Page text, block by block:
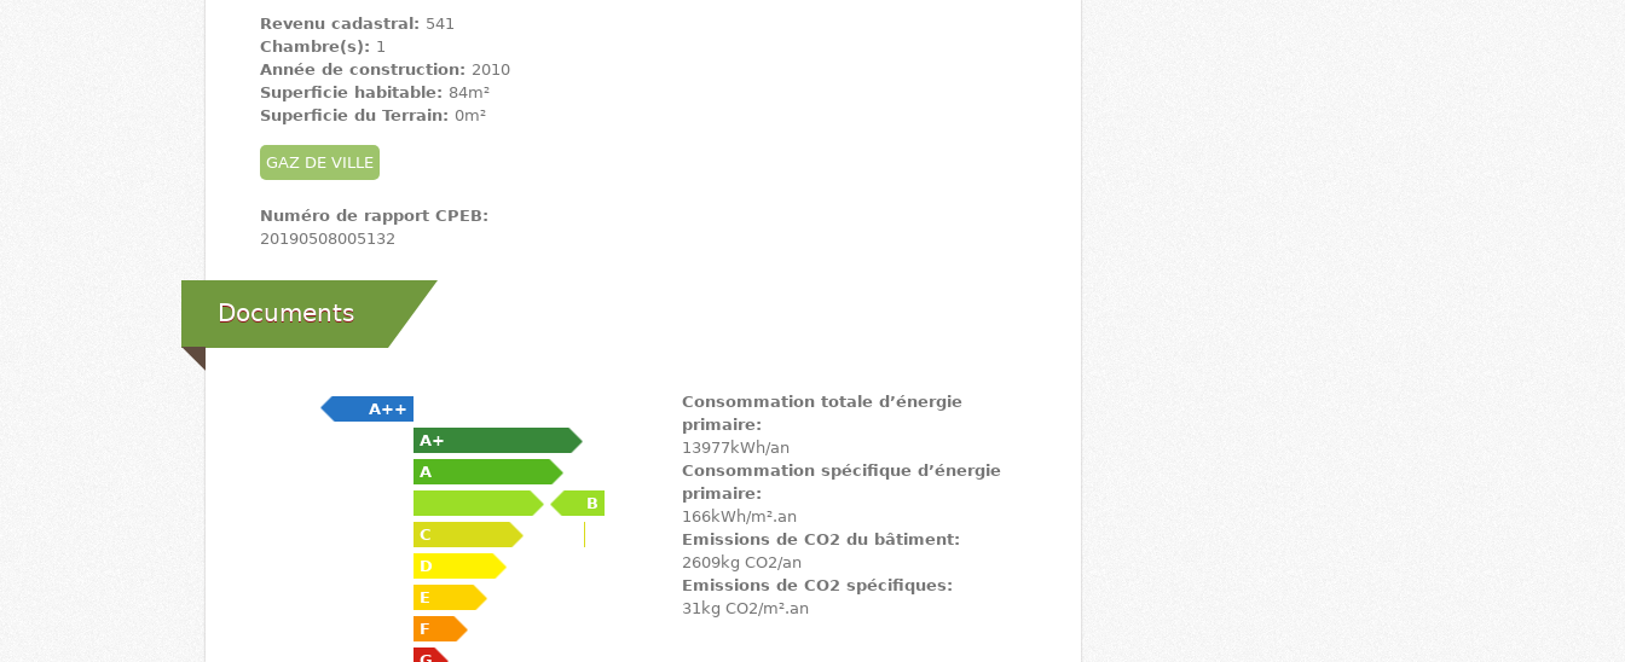
Revenu cadastral: 541
Chambre(s): 1
Année de construction: 2010
Superficie habitable: 84m²
Superficie du Terrain: 0m²
GAZ DE VILLE
Numéro de rapport CPEB:
20190508005132
Documents
A++
A+
A
B
C
D
E
F
Consommation totale d’énergie
primaire:
13977kWh/an
Consommation spécifique d’énergie
primaire:
166kWh/m².an
Emissions de CO2 du bâtiment:
2609kg CO2/an
Emissions de CO2 spécifiques:
31kg CO2/m².an